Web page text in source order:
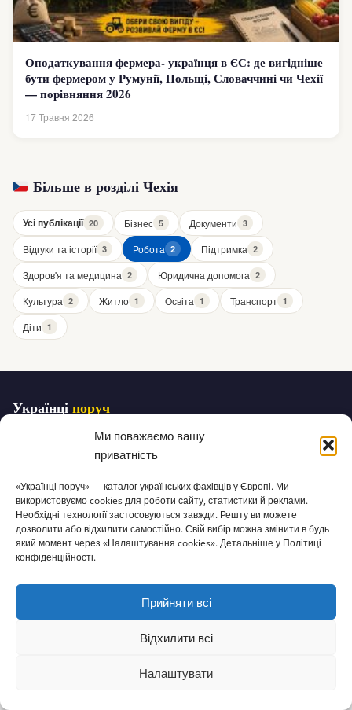
Ми поважаємо вашу
приватність
«Українці поруч» — каталог українських фахівців у Європі. Ми
використовуємо cookies для роботи сайту, статистики й реклами.
Необхідні технології застосовуються завжди. Решту ви можете
дозволити або відхилити самостійно. Свій вибір можна змінити в будь
який момент через «Налаштування cookies». Детальніше у Політиці
конфіденційності.
Прийняти всі
Відхилити всі
Налаштувати
+
Оподаткування фермера- українця в ЄС: де вигідніше
бути фермером у Румунії, Польщі, Словаччині чи Чехії
— порівняння 2026
17 Травня 2026
Більше в розділі Чехія
Усі публікації 20 Бізнес 5 Документи 3
Відгуки та історії 3 Робота 2 Підтримка 2
Здоров'я та медицина 2 Юридична допомога 2
Культура 2 Житло 1 Освіта 1 Транспорт 1
Діти 1
Українціпоруч
Простір, де зібрано все українське за кордоном.
ukr-poruch.com · Для українців у Європі
ANBIETER GEMÄSS § 5 DDG · § 18 MSTV
Zhanna Roeben
c/o IP-Management #9823
Ludwig-Erhard-Straße 18, 20459 Hamburg
Email:ukrporuch@gmail.com
Повне Impressum →
КАТЕГОРІЇ
Медицина